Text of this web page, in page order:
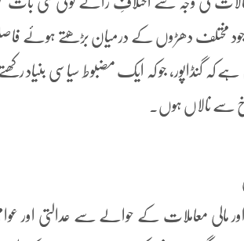
مختلف دھڑوں کے درمیان بڑھتے ہوئے
گنڈاپور، جو کہ ایک مضبوط سیاسی بنیاد
سے نالاں ہوں۔
مالی معاملات کے حوالے سے عدالتی اور